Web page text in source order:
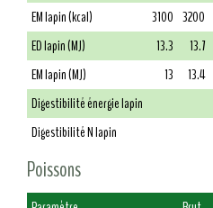
EM lapin (kcal)
3100 3200
ED lapin (MJ)
13.3 13.7
EM lapin (MJ)
13 13.4
Digestibilité énergie lapin
Digestibilité N lapin
Poissons